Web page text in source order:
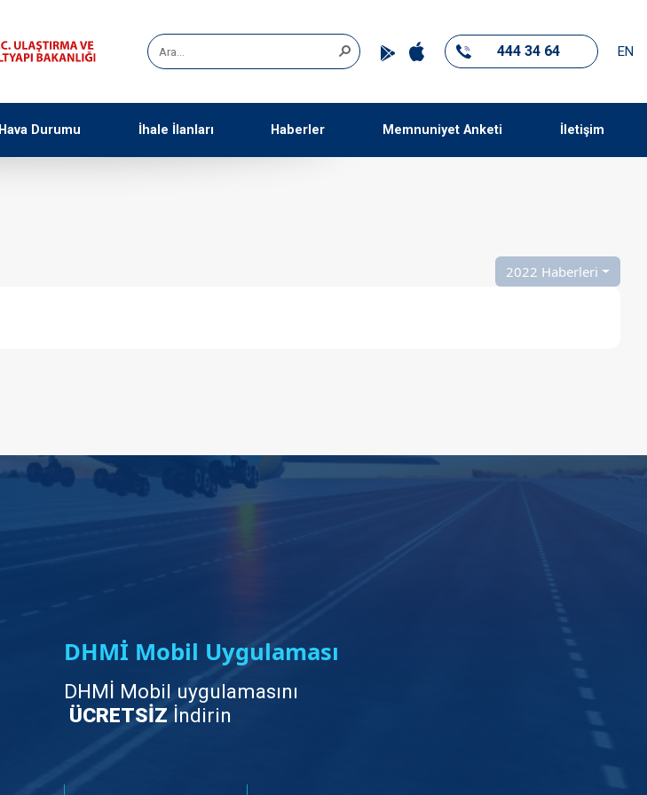
444 34 64 EN
Hava Durumu İhale İlanları Haberler Memnuniyet Anketi İletişim
2022 Haberleri
DHMİ Mobil Uygulaması
DHMİ Mobil uygulamasını
ÜCRETSİZ İndirin